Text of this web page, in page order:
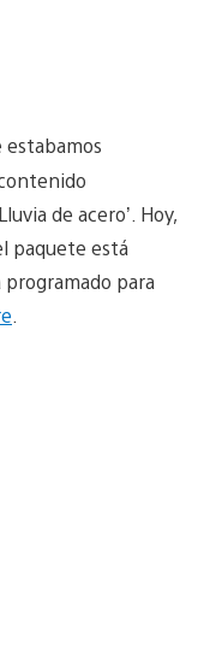
estabamos
de acero’. Hoy,
paquete está
para